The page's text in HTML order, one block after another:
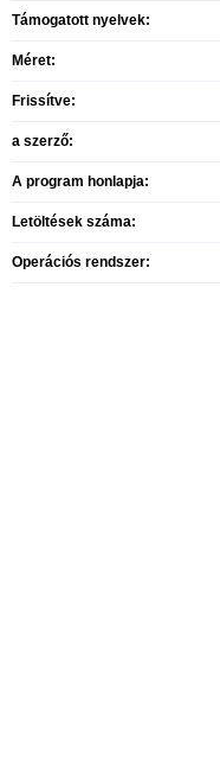
Támogatott nyelvek:
Méret:
Frissítve:
a szerző:
A program honlapja:
Letöltések száma:
Operációs rendszer: